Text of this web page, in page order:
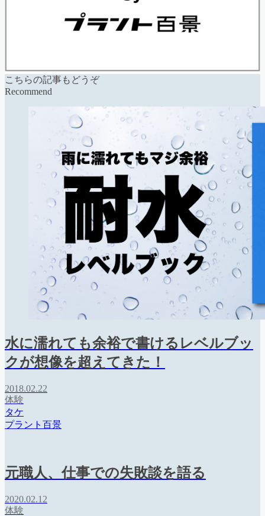
こちらの記事もどうぞ
Recommend
水に濡れても余裕で書けるレベルブッ
クが想像を超えてきた！
2018.02.22
体験
タケ
プラント百景
元職人、仕事での失敗談を語る
2020.02.12
体験